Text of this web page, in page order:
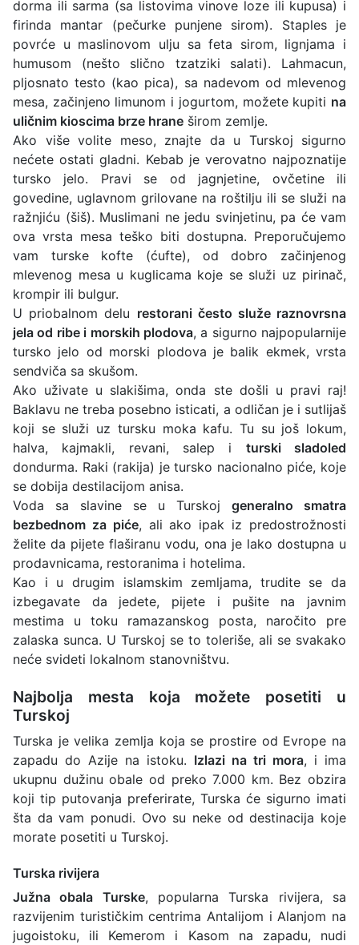
dorma ili sarma (sa listovima vinove loze ili kupusa) i
firinda mantar (pečurke punjene sirom). Staples je
povrće u maslinovom ulju sa feta sirom, lignjama i
humusom (nešto slično tzatziki salati). Lahmacun,
pljosnato testo (kao pica), sa nadevom od mlevenog
mesa, začinjeno limunom i jogurtom, možete kupiti na
uličnim kioscima brze hrane širom zemlje.
Ako više volite meso, znajte da u Turskoj sigurno
nećete ostati gladni. Kebab je verovatno najpoznatije
tursko jelo. Pravi se od jagnjetine, ovčetine ili
govedine, uglavnom grilovane na roštilju ili se služi na
ražnjiću (šiš). Muslimani ne jedu svinjetinu, pa će vam
ova vrsta mesa teško biti dostupna. Preporučujemo
vam turske kofte (ćufte), od dobro začinjenog
mlevenog mesa u kuglicama koje se služi uz pirinač,
krompir ili bulgur.
U priobalnom delu restorani često služe raznovrsna
jela od ribe i morskih plodova, a sigurno najpopularnije
tursko jelo od morski plodova je balik ekmek, vrsta
sendviča sa skušom.
Ako uživate u slakišima, onda ste došli u pravi raj!
Baklavu ne treba posebno isticati, a odličan je i sutlijaš
koji se služi uz tursku moka kafu. Tu su još lokum,
halva, kajmakli, revani, salep i turski sladoled
dondurma. Raki (rakija) je tursko nacionalno piće, koje
se dobija destilacijom anisa.
Voda sa slavine se u Turskoj generalno smatra
bezbednom za piće, ali ako ipak iz predostrožnosti
želite da pijete flaširanu vodu, ona je lako dostupna u
prodavnicama, restoranima i hotelima.
Kao i u drugim islamskim zemljama, trudite se da
izbegavate da jedete, pijete i pušite na javnim
mestima u toku ramazanskog posta, naročito pre
zalaska sunca. U Turskoj se to toleriše, ali se svakako
neće svideti lokalnom stanovništvu.
Najbolja mesta koja možete posetiti u
Turskoj
Turska je velika zemlja koja se prostire od Evrope na
zapadu do Azije na istoku. Izlazi na tri mora, i ima
ukupnu dužinu obale od preko 7.000 km. Bez obzira
koji tip putovanja preferirate, Turska će sigurno imati
šta da vam ponudi. Ovo su neke od destinacija koje
morate posetiti u Turskoj.
Turska rivijera
Južna obala Turske, popularna Turska rivijera, sa
razvijenim turističkim centrima Antalijom i Alanjom na
jugoistoku, ili Kemerom i Kasom na zapadu, nudi